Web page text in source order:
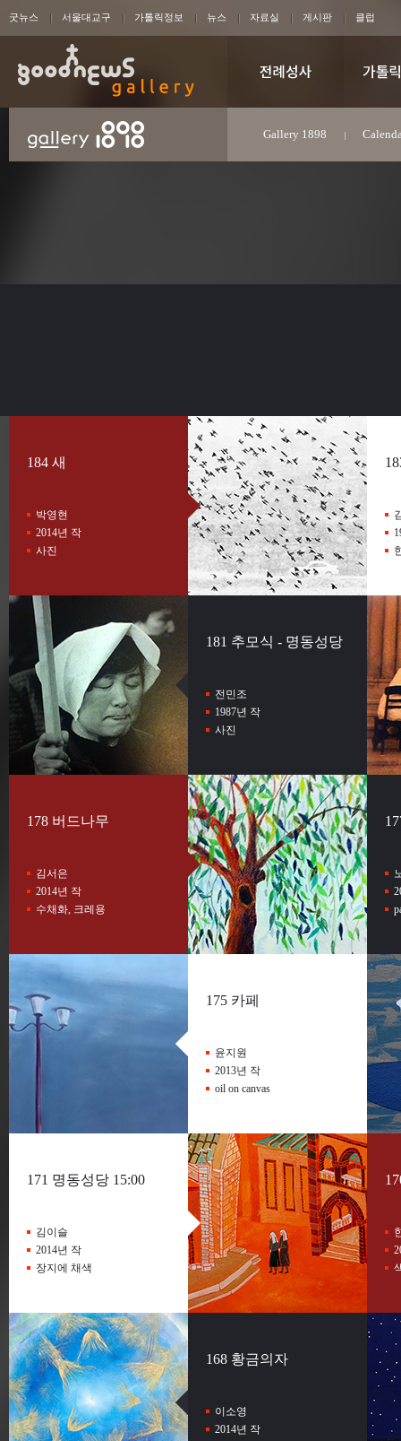
굿뉴스 서울대교구 가톨릭정보 뉴스 자료실 게시판 클럽
Gallery 1898
184 새
박영현
2014년 작
사진
181 추모식 - 명동성당
전민조
1987년 작
사진
178 버드나무
김서은
2014년 작
수채화, 크레용
175 카페
윤지원
2013년 작
oil on canvas
171 명동성당 15:00
김이슬
2014년 작
장지에 채색
168 황금의자
이소영
2014년 작